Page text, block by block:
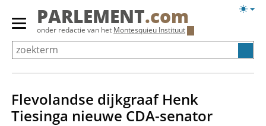
Overslaan
Primair
menu
tonen/verbergen
PARLEMENT.com
onder redactie van het Montesquieu Instituut
Flevolandse dijkgraaf Henk
Tiesinga nieuwe CDA-senator